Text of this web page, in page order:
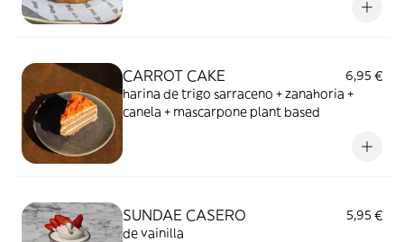
CARROT CAKE
6,95 €
harina de trigo sarraceno + zanahoria +
canela + mascarpone plant based
SUNDAE CASERO
5,95 €
de vainilla